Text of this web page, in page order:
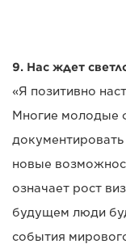
9. Нас ждет
«Я позитивно
Многие молодые
новые
означает рост
будущем люди
события